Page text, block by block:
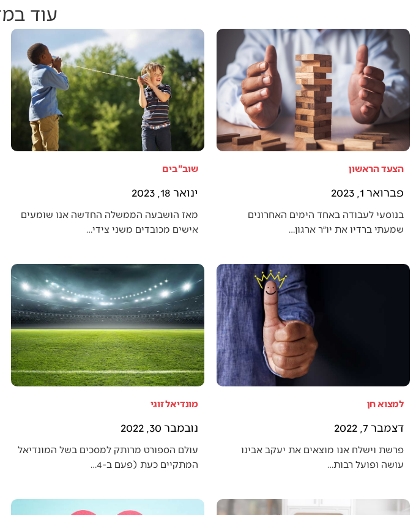
עוד
הצעד הראשון
פברואר 1, 2023
בנוסעי לעבודה באחד הימים האחרונים
שמעתי ברדיו את יו״ר ארגון…
שוב"בים
ינואר 18, 2023
מאז הושבעה הממשלה החדשה אנו שומעים
אישים מכובדים משני צידי…
למצוא חן
דצמבר 7, 2022
פרשת וישלח אנו מוצאים את יעקב אבינו
עושה ופועל רבות…
מונדיאל זוגי
נובמבר 30, 2022
עולם הספורט מרותק למסכים בשל המונדיאל
המתקיים כעת (פעם ב-4…